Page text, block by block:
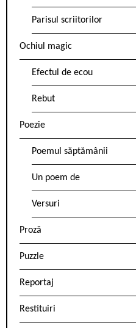
Parisul scriitorilor
Ochiul magic
Efectul de ecou
Rebut
Poezie
Poemul săptămânii
Un poem de
Versuri
Proză
Puzzle
Reportaj
Restituiri